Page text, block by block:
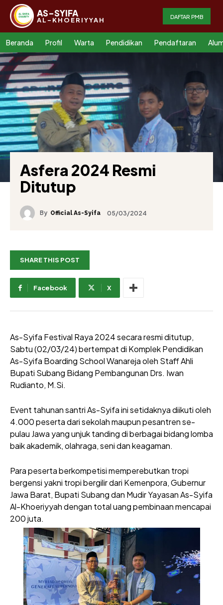
AS-SYIFA
AL-KHOERIYYAH DAFTAR PMB
Beranda Profil Warta Pendidikan Pendaftaran
Asfera 2024 Resmi
Ditutup
By Official As-Syifa 05/03/2024
SHARE THIS POST
Facebook X
As-Syifa Festival Raya 2024 secara resmi ditutup,
Sabtu (02/03/24) bertempat di Komplek Pendidikan
As-Syifa Boarding School Wanareja oleh Staff Ahli
Bupati Subang Bidang Pembangunan Drs. Iwan
Rudianto, M.Si.
Event tahunan santri As-Syifa ini setidaknya diikuti oleh
4.000 peserta dari sekolah maupun pesantren se-
pulau Jawa yang unjuk tanding di berbagai bidang lomba
baik akademik, olahraga, seni dan keagaman.
Para peserta berkompetisi memperebutkan tropi
bergensi yakni tropi bergilir dari Kemenpora, Gubernur
Jawa Barat, Bupati Subang dan Mudir Yayasan As-Syifa
Al-Khoeriyyah dengan total uang pembinaan mencapai
200 juta.